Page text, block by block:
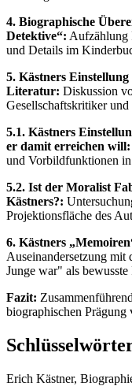
4. Biographische
Detektive“: Aufzählung
und Details im
5. Kästners
Literatur: Diskussion
Gesellschaftskritiker und
5.1. Kästners
er damit erreichen will:
und Vorbildfunktionen
5.2. Ist der Moralist
Kästners?:
Projektionsfläche des
6. Kästners
Auseinandersetzung
Junge war" als
Fazit:
biographischen Prägung
Erich Kästner,